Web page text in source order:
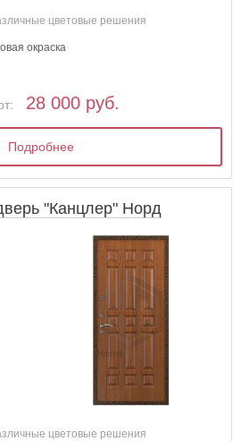
цветовые решения
окраска
28 000 руб.
Подробнее
"Канцлер" Норд
цветовые решения